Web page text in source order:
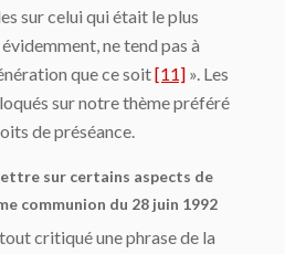
sur celui qui était le plus
ne tend pas à
que ce soit[11] ». Les
sur notre thème préféré
de préséance.
sur certains aspects de
communion du 28 juin 1992
critiqué une phrase de la